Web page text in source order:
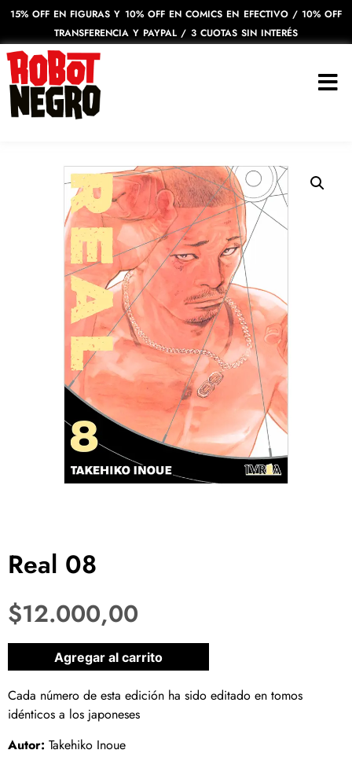
15% OFF EN FIGURAS Y 10% OFF EN COMICS EN EFECTIVO / 10% OFF
TRANSFERENCIA Y PAYPAL / 3 CUOTAS SIN INTERÉS
Real 08
$12.000,00
1 disponibles
Agregar al carrito
Cada número de esta edición ha sido editado en tomos
idénticos a los japoneses
Autor: Takehiko Inoue